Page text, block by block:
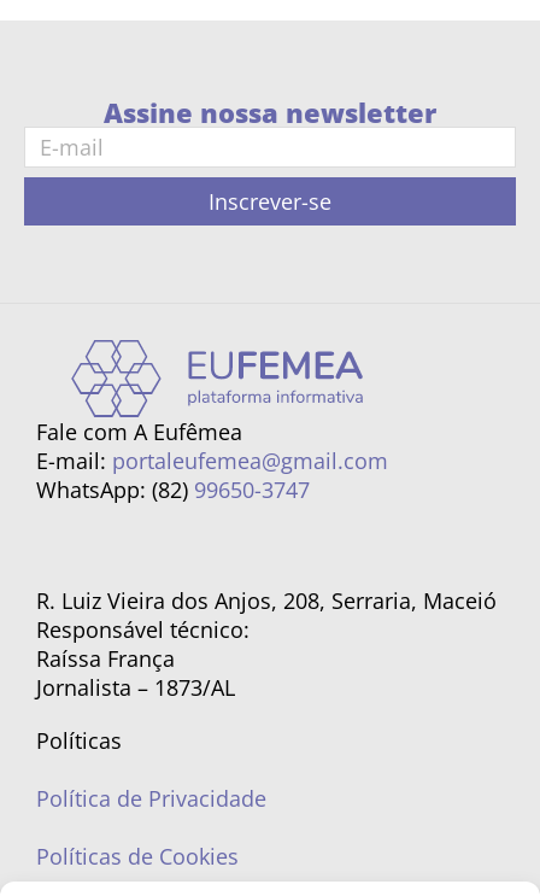
Assine nossa newsletter
Inscrever-se
Fale com A Eufêmea
E-mail: portaleufemea@gmail.com
WhatsApp: (82) 99650-3747
R. Luiz Vieira dos Anjos, 208, Serraria, Maceió
Responsável técnico:
Raíssa França
Jornalista – 1873/AL
Políticas
Política de Privacidade
Políticas de Cookies